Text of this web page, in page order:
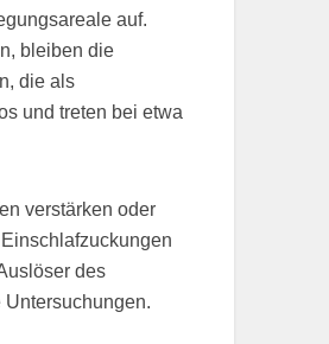
auf.
bleiben die
die als
und treten bei etwa
verstärken oder
des